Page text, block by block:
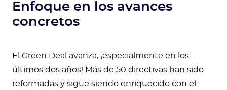
Enfoque en los avances
concretos
El Green Deal avanza, ¡especialmente en los
últimos dos años! Más de 50 directivas han sido
reformadas y sigue siendo enriquecido con el